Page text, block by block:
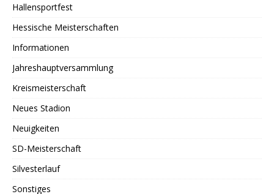
Hallensportfest
Hessische Meisterschaften
Informationen
Jahreshauptversammlung
Kreismeisterschaft
Neues Stadion
Neuigkeiten
SD-Meisterschaft
Silvesterlauf
Sonstiges